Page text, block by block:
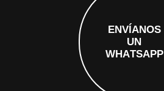
ENVÍANOS
UN
WHATSAPP